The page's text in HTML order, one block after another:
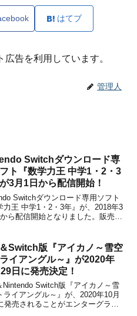
はてブ
告を利用しています。
管理人
Switchダウンロード専
ト『数学力王 中学1・2・3
3月1日から配信開始！
Switchダウンロード専用ソフト
力王 中学1・2・3年』が、2018年3
ら配信開始となりました。販売価
が数多くリリースされていました
いにSwitchにも登...
Switch版『アイカノ～雪空
イアングル～』が2020年
日に発売決定！
Nintendo Switch版『アイカノ～雪
ライアングル～』が、2020年10月
発売されることがエンターグラム